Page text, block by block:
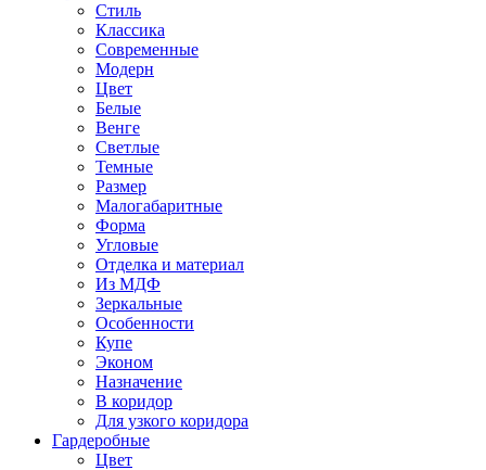
Стиль
Классика
Современные
Модерн
Цвет
Белые
Венге
Светлые
Темные
Размер
Малогабаритные
Форма
Угловые
Отделка и материал
Из МДФ
Зеркальные
Особенности
Купе
Эконом
Назначение
В коридор
Для узкого коридора
Гардеробные
Цвет